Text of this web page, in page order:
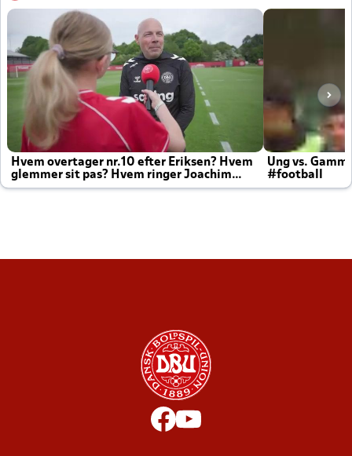
Hvem overtager nr.10 efter Eriksen? Hvem
glemmer sit pas? Hvem ringer Joachim
altid til efter kampe?
Ung vs.
#football